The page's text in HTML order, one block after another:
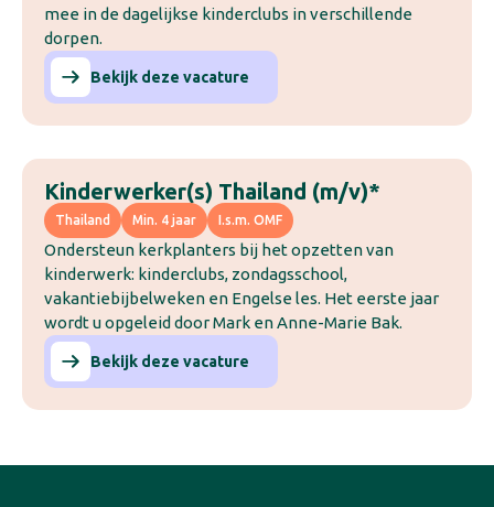
mee in de dagelijkse kinderclubs in verschillende
dorpen.
Bekijk deze vacature
Kinderwerker(s) Thailand (m/v)*
Thailand Min. 4 jaar I.s.m. OMF
Ondersteun kerkplanters bij het opzetten van
kinderwerk: kinderclubs, zondagsschool,
vakantiebijbelweken en Engelse les. Het eerste jaar
wordt u opgeleid door Mark en Anne-Marie Bak.
Bekijk deze vacature